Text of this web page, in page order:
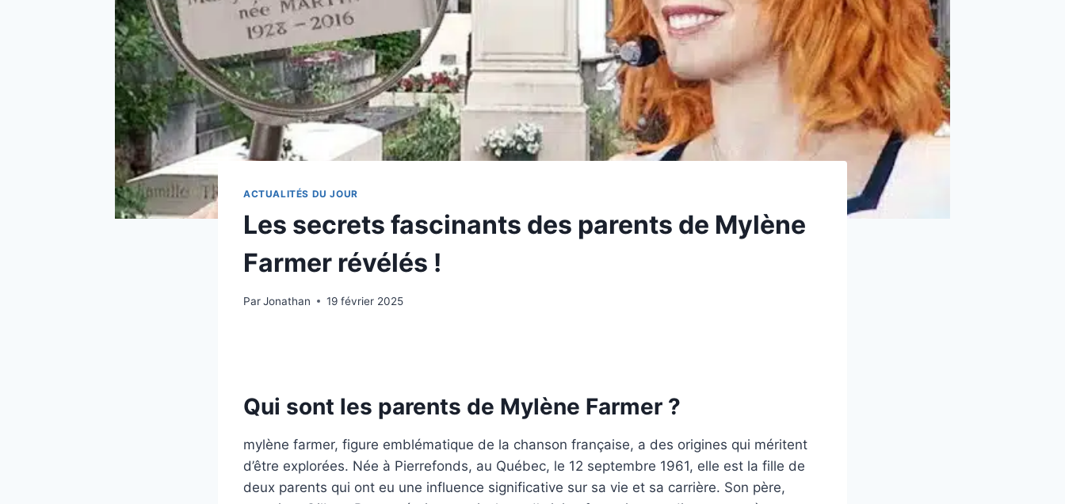
ACTUALITÉS DU JOUR
Les secrets fascinants des parents de Mylène
Farmer révélés !
ParJonathan 19 février 2025
Qui sont les parents de Mylène Farmer ?
mylène farmer, figure emblématique de la chanson française, a des origines qui méritent
d’être explorées. Née à Pierrefonds, au Québec, le 12 septembre 1961, elle est la fille de
deux parents qui ont eu une influence significative sur sa vie et sa carrière. Son père,